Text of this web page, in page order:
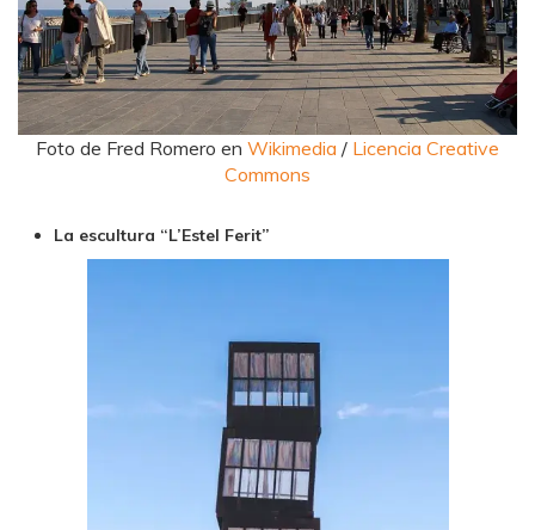
Foto de Fred Romero en Wikimedia / Licencia Creative
Commons
La escultura “L’Estel Ferit”